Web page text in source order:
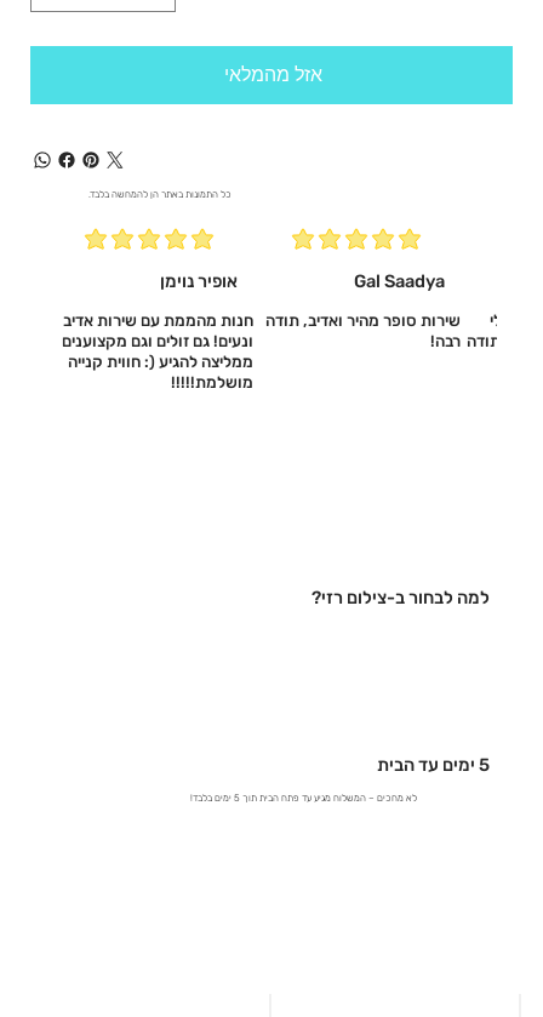
אזל מהמלאי
כל התמונות באתר הן להמחשה בלבד.
אופיר נוימן
חנות מהממת עם שירות אדיב
ונעים! גם זולים וגם מקצוענים
ממליצה להגיע (: חווית קנייה
מושלמת!!!!!‎
Gal Saadya
שירות סופר מהיר ואדיב, תודה
רבה!
לי
תודה
למה לבחור ב-צילום רזי?
5 ימים עד הבית
לא מחכים – המשלוח מגיע עד פתח הבית תוך 5 ימים בלבד!